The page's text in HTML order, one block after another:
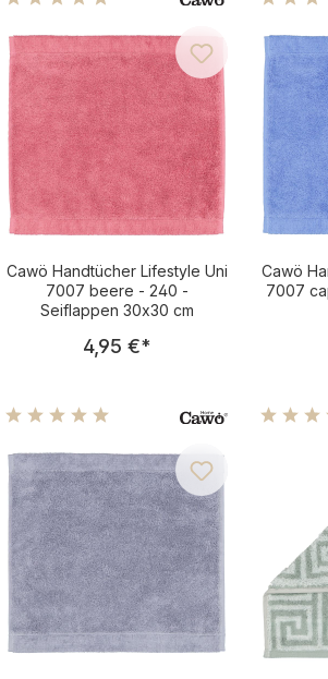
Cawö Handtücher Lifestyle Uni
7007 beere - 240 -
Seiflappen 30x30 cm
Regulärer Preis:
4,95 €*
Cawö
7007
Durchschnittliche Bewertung von